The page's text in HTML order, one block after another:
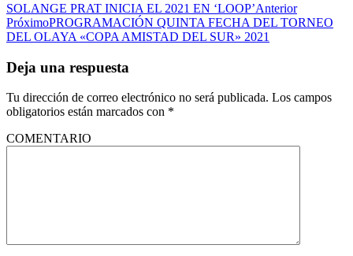
SOLANGE PRAT INICIA EL 2021 EN ‘LOOP’Anterior
PróximoPROGRAMACIÓN QUINTA FECHA DEL TORNEO
DEL OLAYA «COPA AMISTAD DEL SUR» 2021
Deja una respuesta
Tu dirección de correo electrónico no será publicada. Los campos
obligatorios están marcados con *
COMENTARIO